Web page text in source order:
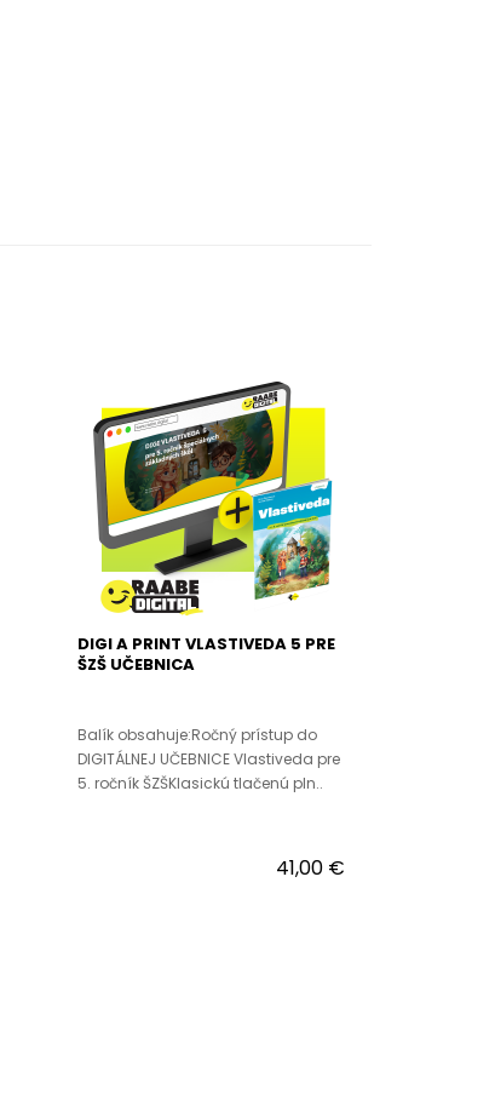
DIGI A PRINT VLASTIVEDA 5 PRE
ŠZŠ UČEBNICA
Balík obsahuje:Ročný prístup do
DIGITÁLNEJ UČEBNICE Vlastiveda pre
5. ročník ŠZŠKlasickú tlačenú pln..
41,00 €